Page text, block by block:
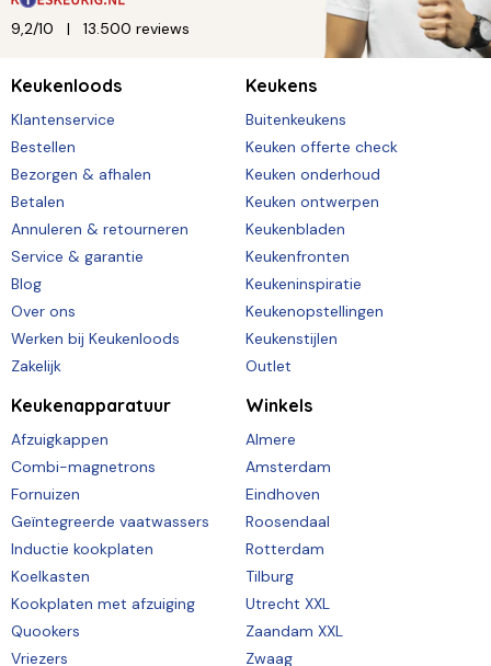
9,2/10 13.500 reviews
Keukenloods
Klantenservice
Bestellen
Bezorgen & afhalen
Betalen
Annuleren & retourneren
Service & garantie
Blog
Over ons
Werken bij Keukenloods
Zakelijk
Keukens
Buitenkeukens
Keuken offerte check
Keuken onderhoud
Keuken ontwerpen
Keukenbladen
Keukenfronten
Keukeninspiratie
Keukenopstellingen
Keukenstijlen
Outlet
Keukenapparatuur
Afzuigkappen
Combi-magnetrons
Fornuizen
Geïntegreerde vaatwassers
Inductie kookplaten
Koelkasten
Kookplaten met afzuiging
Quookers
Vriezers
Winkels
Almere
Amsterdam
Eindhoven
Roosendaal
Rotterdam
Tilburg
Utrecht XXL
Zaandam XXL
Zwaag